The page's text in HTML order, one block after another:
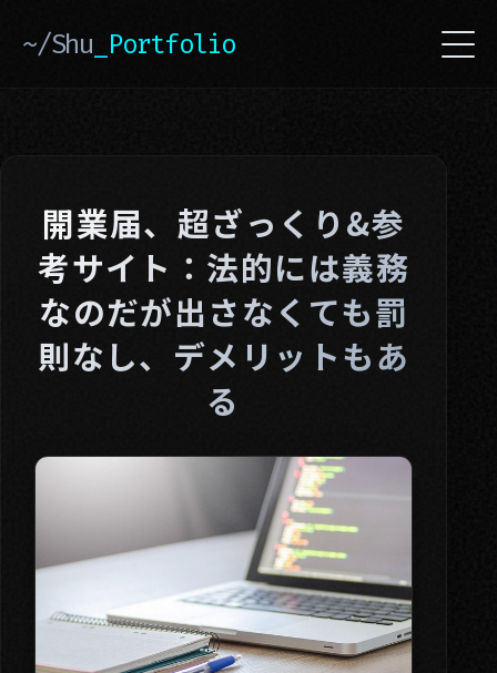
~/Shu _Portfolio
開業届、超ざっくり&参
考サイト：法的には義務
なのだが出さなくても罰
則なし、デメリットもあ
る